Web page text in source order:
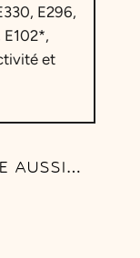
E296,
et
AUSSI…